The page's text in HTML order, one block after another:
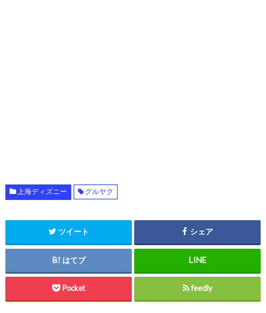
上海ディズニー グルヤク
ツイート シェア
はてブ
Pocket feedly